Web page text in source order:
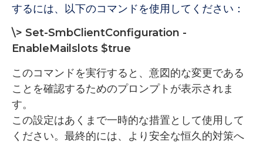
するには、以下のコマンドを使用してください：
\> Set-SmbClientConfiguration -
EnableMailslots $true
このコマンドを実行すると、 意図的な変更である
ことを確認するためのプロンプトが表示されま
す。
この設定はあくまで一時的な措置として使用して
ください。最終的には、より安全な恒久的対策へ